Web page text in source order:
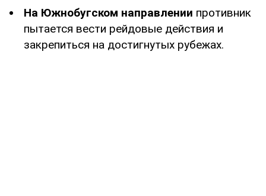
На Южнобугском направлении противник
пытается вести рейдовые действия и
закрепиться на достигнутых рубежах.